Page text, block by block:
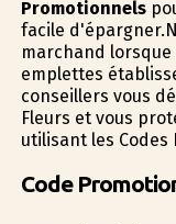
Promotionnels
facile
marchand
emplettes
conseillers vous
Fleurs et vous
utilisant les Codes
Code